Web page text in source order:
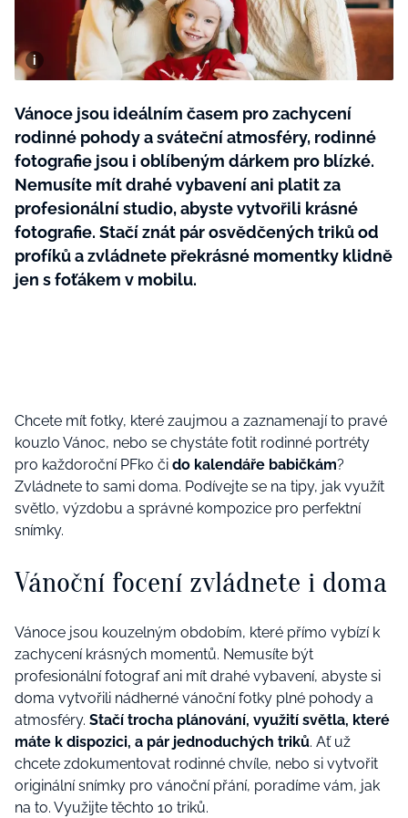
Tvoření
Rady a tipy
BurdaMedia
Extra
SVĚT ŽENY - 599 KČ
ROČNÍ PŘEDPLATNÉ SVĚT ŽENY +
Vánoce jsou ideálním časem pro zachycení
rodinné pohody a sváteční atmosféry, rodinné
fotografie jsou i oblíbeným dárkem pro blízké.
Nemusíte mít drahé vybavení ani platit za
profesionální studio, abyste vytvořili krásné
fotografie. Stačí znát pár osvědčených triků od
profíků a zvládnete překrásné momentky klidně
jen s foťákem v mobilu.
Chcete mít fotky, které zaujmou a zaznamenají to pravé
kouzlo Vánoc, nebo se chystáte fotit rodinné portréty
pro každoroční PFko či do kalendáře babičkám?
Zvládnete to sami doma. Podívejte se na tipy, jak využít
světlo, výzdobu a správné kompozice pro perfektní
snímky.
Vánoční focení zvládnete i doma
Vánoce jsou kouzelným obdobím, které přímo vybízí k
zachycení krásných momentů. Nemusíte být
profesionální fotograf ani mít drahé vybavení, abyste si
doma vytvořili nádherné vánoční fotky plné pohody a
atmosféry. Stačí trocha plánování, využití světla, které
máte k dispozici, a pár jednoduchých triků. Ať už
chcete zdokumentovat rodinné chvíle, nebo si vytvořit
originální snímky pro vánoční přání, poradíme vám, jak
na to. Využijte těchto 10 triků.